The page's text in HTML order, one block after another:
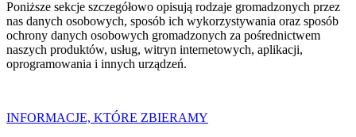
Poniższe sekcje szczegółowo opisują rodzaje gromadzonych przez
nas danych osobowych, sposób ich wykorzystywania oraz sposób
ochrony danych osobowych gromadzonych za pośrednictwem
naszych produktów, usług, witryn internetowych, aplikacji,
oprogramowania i innych urządzeń.
INFORMACJE, KTÓRE ZBIERAMY